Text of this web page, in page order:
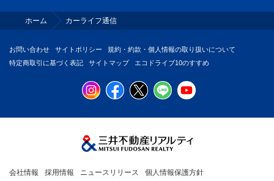
ホーム カーライフ通信
お問い合わせ サイトポリシー
規約・約款・個人情報の取り扱いについて
特定商取引に基づく表記
サイトマップ エコドライブ10のすすめ
会社情報 採用情報 ニュースリリース 個人情報保護方針